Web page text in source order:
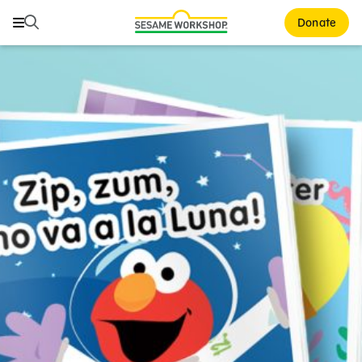
Buscar Donate
Buscar
ABCs and 123s
Healthy Minds and Bodies
Courses and Webinars
Games and Storybooks
Our Work
About Us
Support Us